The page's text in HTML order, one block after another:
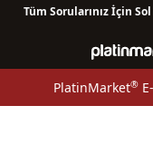
Tüm Sorularınız İçin
PlatinMarket®